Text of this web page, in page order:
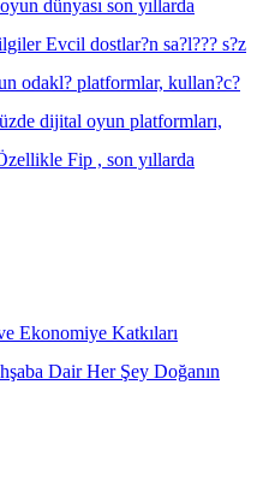
dünyası son yıllarda
Evcil dostlar?n sa?l??? s?z
odakl? platformlar, kullan?c?
dijital oyun platformları,
Fip , son yıllarda
Ekonomiye Katkıları
Dair Her Şey Doğanın